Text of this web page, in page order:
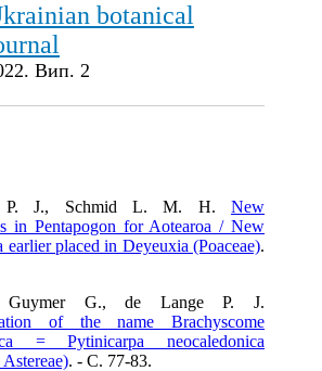
botanical
Вип. 2
P. J., Schmid L. M. H. New
in Pentapogon for Aotearoa / New
earlier placed in Deyeuxia (Poaceae).
Guymer G., de Lange P. J.
of the name Brachyscome
= Pytinicarpa neocaledonica
. - C. 77-83.